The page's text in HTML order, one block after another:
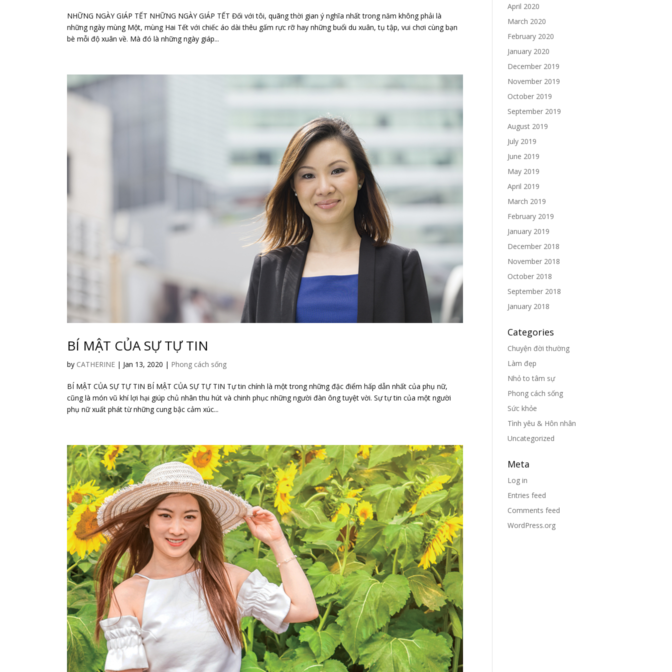
NHỮNG NGÀY GIÁP TẾT NHỮNG NGÀY GIÁP TẾT Đối với tôi, quãng thời gian ý nghĩa nhất trong năm không phải là
những ngày mùng Một, mùng Hai Tết với chiếc áo dài thêu gấm rực rỡ hay những buổi du xuân, tụ tập, vui chơi cùng bạn
bè mỗi độ xuân về. Mà đó là những ngày giáp...
BÍ MẬT CỦA SỰ TỰ TIN
by CATHERINE | Jan 13, 2020 | Phong cách sống
BÍ MẬT CỦA SỰ TỰ TIN BÍ MẬT CỦA SỰ TỰ TIN Tự tin chính là một trong những đặc điểm hấp dẫn nhất của phụ nữ,
cũng là món vũ khí lợi hại giúp chủ nhân thu hút và chinh phục những người đàn ông tuyệt vời. Sự tự tin của một người
phụ nữ xuất phát từ những cung bậc cảm xúc...
April 2020
March 2020
February 2020
January 2020
December 2019
November 2019
October 2019
September 2019
August 2019
July 2019
June 2019
May 2019
April 2019
March 2019
February 2019
January 2019
December 2018
November 2018
October 2018
September 2018
January 2018
Categories
Chuyện đời thường
Làm đẹp
Nhỏ to tâm sự
Phong cách sống
Sức khỏe
Tình yêu & Hôn nhân
Uncategorized
Meta
Log in
Entries feed
Comments feed
WordPress.org